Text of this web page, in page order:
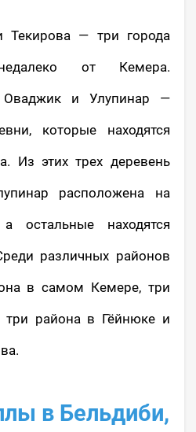
— три города
от Кемера.
Оваджик и Улупинар —
которые находятся
Из этих трех деревень
расположена на
остальные находятся
различных районов
в самом Кемере, три
района в Гёйнюке и
в Бельдиби,